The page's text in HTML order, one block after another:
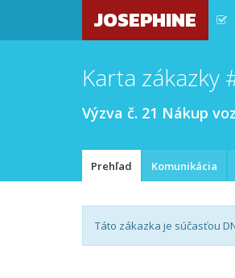
JOSEPHINE
Karta zákazky
Výzva č. 21 Nákup
Prehľad Komunikácia
Táto zákazka je súčasťou